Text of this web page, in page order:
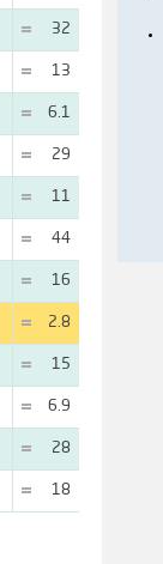
32
13
6.1
29
11
44
16
2.8
15
6.9
28
18